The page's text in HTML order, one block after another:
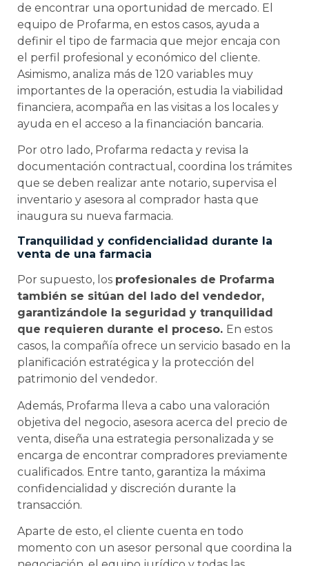
de encontrar una oportunidad de mercado. El
equipo de Profarma, en estos casos, ayuda a
definir el tipo de farmacia que mejor encaja con
el perfil profesional y económico del cliente.
Asimismo, analiza más de 120 variables muy
importantes de la operación, estudia la viabilidad
financiera, acompaña en las visitas a los locales y
ayuda en el acceso a la financiación bancaria.
Por otro lado, Profarma redacta y revisa la
documentación contractual, coordina los trámites
que se deben realizar ante notario, supervisa el
inventario y asesora al comprador hasta que
inaugura su nueva farmacia.
Tranquilidad y confidencialidad durante la
venta de una farmacia
Por supuesto, los profesionales de Profarma
también se sitúan del lado del vendedor,
garantizándole la seguridad y tranquilidad
que requieren durante el proceso. En estos
casos, la compañía ofrece un servicio basado en la
planificación estratégica y la protección del
patrimonio del vendedor.
Además, Profarma lleva a cabo una valoración
objetiva del negocio, asesora acerca del precio de
venta, diseña una estrategia personalizada y se
encarga de encontrar compradores previamente
cualificados. Entre tanto, garantiza la máxima
confidencialidad y discreción durante la
transacción.
Aparte de esto, el cliente cuenta en todo
momento con un asesor personal que coordina la